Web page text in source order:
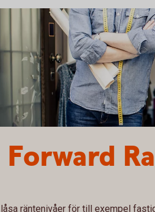
Forward
räntenivåer för till exempel